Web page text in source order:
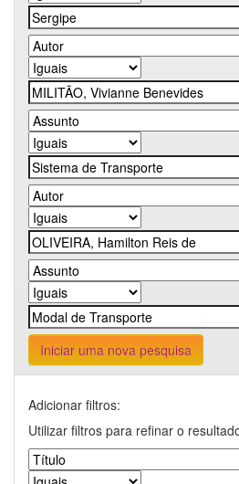
Iniciar uma nova pesquisa
Adicionar filtros:
Utilizar filtros para refinar o